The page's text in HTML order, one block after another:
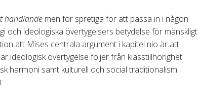
handlande men för spretiga för att passa in i någon
ideologiska övertygelsers betydelse för mänskligt
att Mises centrala argument i kapitel nio är att
ideologisk övertygelse följer från klasstillhörighet.
harmoni samt kulturell och social traditionalism